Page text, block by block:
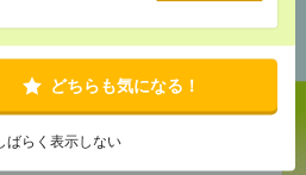
どちらも気になる！
ばらく表示しない
め
！日収1.1万円～＊未経験OK